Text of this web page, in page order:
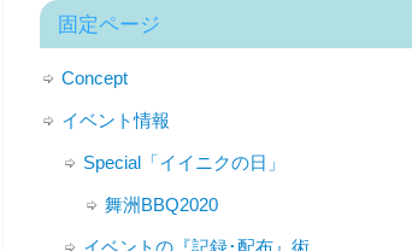
固定ページ
Concept
イベント情報
Special「イイニクの日」
舞洲BBQ2020
イベントの『記録･配布』術